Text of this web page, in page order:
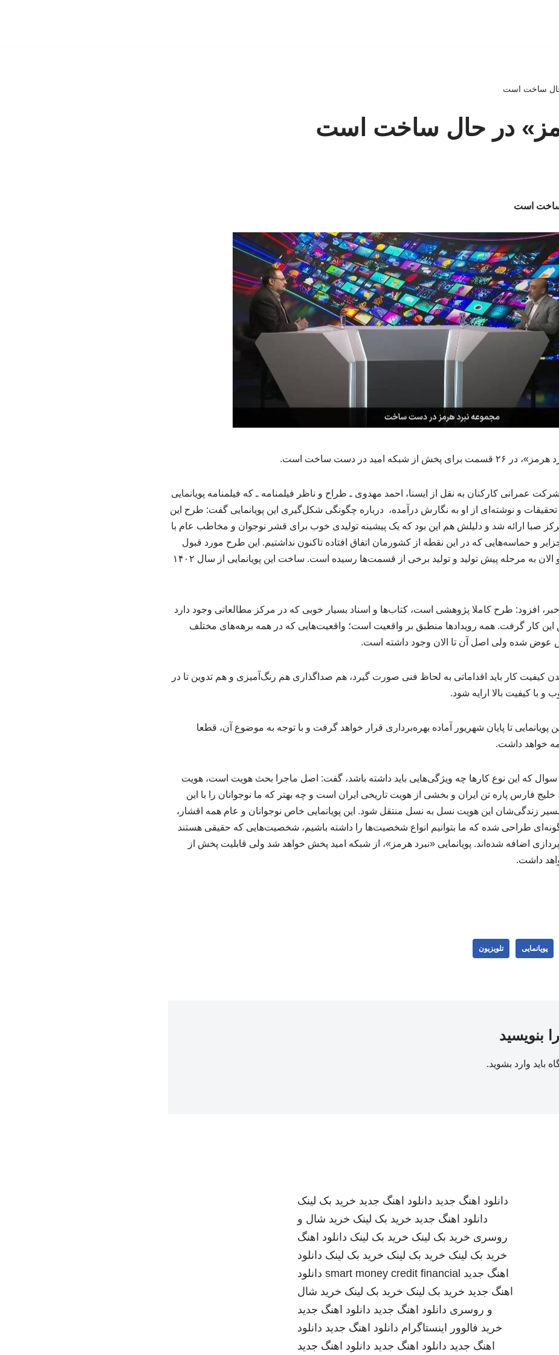
حال ساخت است
در حال ساخت است
ساخت است
شبکه امید در دست ساخت است.
عمرانی کارکنان به نقل از ایسنا، احمد مهدوی ـ طراح و ناظر فیلمنامه ـ که فیلمنامه پویانمایی
و نوشته‌ای از او به نگارش درآمده، درباره چگونگی شکل‌گیری این پویانمایی گفت: طرح این
صبا ارائه شد و دلیلش هم این بود که یک پیشینه تولیدی خوب برای قشر نوجوان و مخاطب عام با
و حماسه‌هایی که در این نقطه از کشورمان اتفاق افتاده تاکنون نداشتیم. این طرح مورد قبول
مسئولان قرار گرفت و الان به مرحله پیش تولید و تولید برخی از قسمت‌ها رسیده است. ساخت این پویانمایی از سال ۱۴۰۲
افزود: طرح کاملا پژوهشی است، کتاب‌ها و اسناد بسیار خوبی که در مرکز مطالعاتی وجود دارد
کار گرفت. همه رویدادها منطبق بر واقعیت است؛ واقعیت‌هایی که در همه برهه‌های مختلف
عوض شده ولی اصل آن تا الان وجود داشته است.
کیفیت کار باید اقداماتی به لحاظ فنی صورت گیرد، هم صداگذاری هم رنگ‌آمیزی و هم تدوین تا در
و با کیفیت بالا ارایه شود.
تا پایان شهریور آماده بهره‌برداری قرار خواهد گرفت و با توجه به موضوع آن، قطعا
خواهد داشت.
سوال که این نوع کارها چه ویژگی‌هایی باید داشته باشد، گفت: اصل ماجرا بحث هویت است، هویت
خلیج فارس پاره تن ایران و بخشی از هویت تاریخی ایران است و چه بهتر که ما نوجوانان را با این
زندگی‌شان این هویت نسل به نسل منتقل شود. این پویانمایی خاص نوجوانان و عام همه اقشار،
طراحی شده که ما بتوانیم انواع شخصیت‌ها را داشته باشیم، شخصیت‌هایی که حقیقی هستند
اضافه شده‌اند. پویانمایی «نبرد هرمز»، از شبکه امید پخش خواهد شد ولی قابلیت پخش از
داشت.
پویانمایی تلویزیون
بنویسید
باید وارد بشوید.
دانلود اهنگ جدید دانلود اهنگ جدید خرید بک لینک
دانلود اهنگ جدید خرید بک لینک خرید شال و
روسری خرید بک لینک خرید بک لینک دانلود اهنگ
خرید بک لینک خرید بک لینک خرید بک لینک دانلود
اهنگ جدید smart money credit financial دانلود
اهنگ جدید خرید بک لینک خرید بک لینک خرید شال
و روسری دانلود اهنگ جدید دانلود اهنگ جدید
خرید فالوور اینستاگرام دانلود اهنگ جدید دانلود
اهنگ جدید دانلود اهنگ جدید دانلود اهنگ جدید